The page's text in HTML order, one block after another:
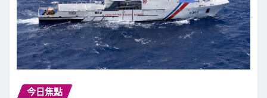
今日焦點